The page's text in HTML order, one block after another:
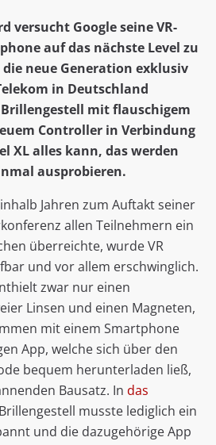
versucht Google seine VR-
auf das nächste Level zu
neue Generation exklusiv
in Deutschland
mit flauschigem
Controller in Verbindung
XL alles kann, das werden
ausprobieren.
Jahren zum Auftakt seiner
allen Teilnehmern ein
überreichte, wurde VR
und vor allem erschwinglich.
zwar nur einen
Linsen und einen Magneten,
mit einem Smartphone
App, welche sich über den
bequem herunterladen ließ,
Bausatz. In das
musste lediglich ein
und die dazugehörige App